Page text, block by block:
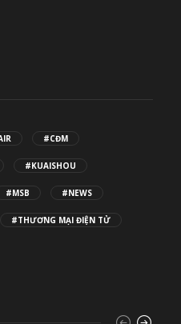
#CĐM
#KUAISHOU
#MSB #NEWS
#THƯƠNG MẠI ĐIỆN TỬ